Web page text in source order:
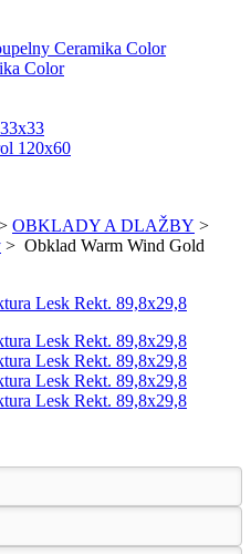
Ceramika Color
Color
120x60
OBKLADY A DLAŽBY >
> Obklad Warm Wind Gold